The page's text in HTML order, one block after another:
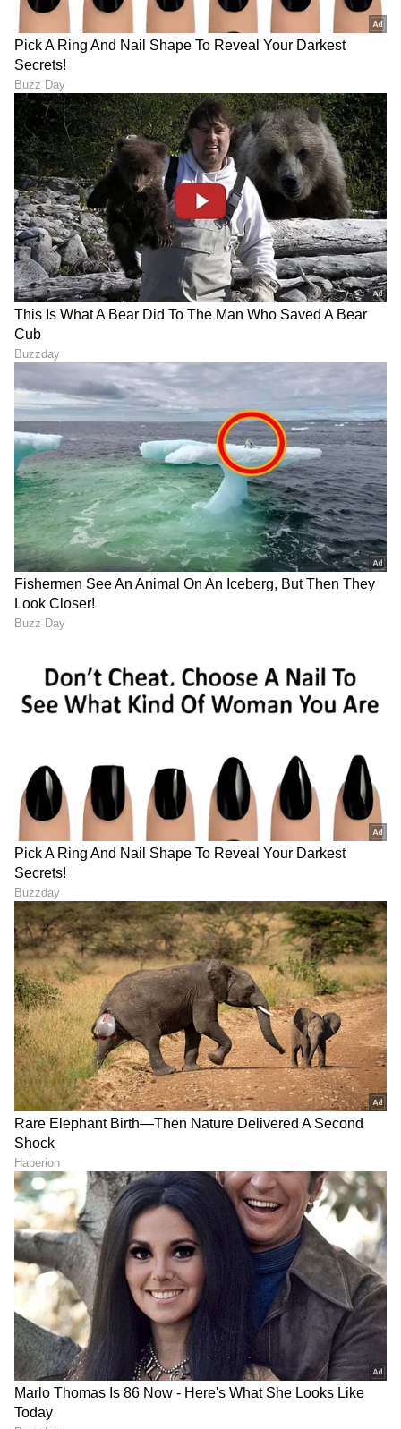
DOWNLOAD APP
RECOMMENDED STORIES
ರಾಜಮೌಳಿ ‘ವಾರಣಾಸಿ’
ಶೂಟಿಂಗ್‌ನಿಂದ ಮತ್ತೆ ವಿಡಿಯೋ
ಲೀಕ್: ಮಹೇಶ್ ಬಾಬು ಏನು
ಮಾಡುತ್ತಿದ್ದಾರೆ ನೋಡಿ!
ಅನುಪಮ್ ಖೇರ್ Gen Z ರೀಲ್ಸ್
ಗೆ 150 ಮಿಲಿಯನ್ ವೀವ್ಸ್ !
ಖುಷಿಯಲ್ಲಿ BTS ವಿಡಿಯೋ
ಹಂಚಿಕೊಂಡ ನಟ
ಗಾಯದ ಬಳಿಕ ಮದುವೆ ಫೋಟೋ
ನೋಡ್ತಿದ್ದೀನಿ: ಆರೋಗ್ಯದ ಗುಟ್ಟು
ಬಿಚ್ಚಿಟ್ಟ ರಶ್ಮಿಕಾ ಮಂದಣ್ಣ
ಅಮಿತಾಬ್‌ ಬಚ್ಚನ್‌ ಗೆ ಕೆಲ್ಸ
ಕಳೆದುಕೊಳ್ಳುವ ಭಯ! 24 ಗಂಟೆ
ನಿರಂತರ ಕೆಲಸ ಮಾಡಿದ 83
"ರಾಜಕೀಯ ಬೇಡ, ಸಿನಿಮಾನೇ ಪ್ರಾಣ":
ಕನಕೋತ್ಸವದಲ್ಲಿ ರಿಷಬ್ ಶೆಟ್ಟಿ | Rishab
Shetty speech | Suvarna News
ಶೇ.50 ರಿಂದ ಶೇ.18 ಕ್ಕೆ TAX ಇಳಿಕೆ: ಮೋದಿ-
ಟ್ರಂಪ್ ಐತಿಹಾಸಿಕ ಒಪ್ಪಂದ | India US
Trade Deal | Party Rounds